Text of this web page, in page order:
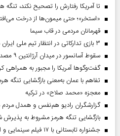
تا آمریکا رفتارش را تصحیح نکند، تنگه
«استخر»‌‌؛ حتی میمون‌ها از درخت
قهرمانان مردمی در قاب سیما
۳ بازی تدارکاتی در انتظار تیم ملی ایران در فیفادی مهر
سقوط آسانسور در میدان آرژانتین ۹ مصدوم برجا گذاشت
گفت‌وگوها آمریکا را مجبور به همراهی
تفاهم با عمان به‌معنی بازگشایی تنگه
معجزه «محمد صلاح» در ترکیه
گزارشگران رادیو هم‌نفس و همدل
بازگشایی تنگه هرمز مشروط به
جشنواره تابستانی با ۱۷ فیلم سینمایی و انیمیشن روی آنتن تلویزیون